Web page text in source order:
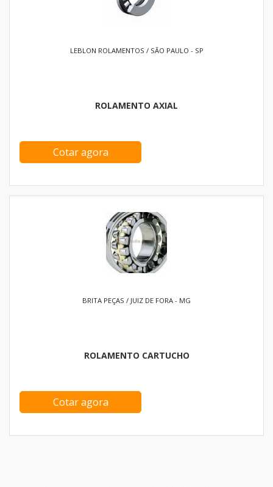
LEBLON ROLAMENTOS / SÃO PAULO - SP
ROLAMENTO AXIAL
Cotar agora
BRITA PEÇAS / JUIZ DE FORA - MG
ROLAMENTO CARTUCHO
Cotar agora